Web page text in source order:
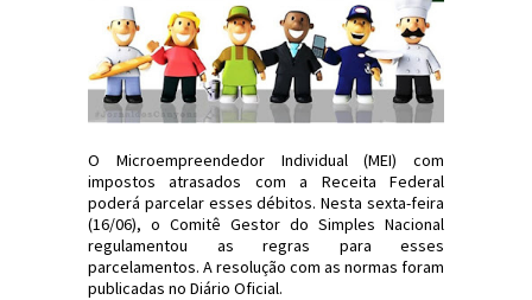
O Microempreendedor Individual (MEI) com
impostos atrasados com a Receita Federal
poderá parcelar esses débitos. Nesta sexta-feira
(16/06), o Comitê Gestor do Simples Nacional
regulamentou as regras para esses
parcelamentos. A resolução com as normas foram
publicadas no Diário Oficial.